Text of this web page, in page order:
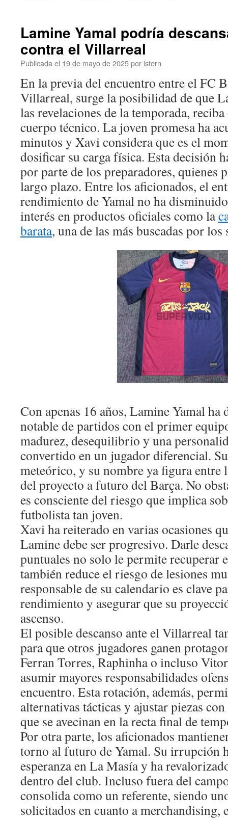
entrenador
hacia
el
descenso
Lamine Yamal podría
contra el Villarreal
Publicada el 19 de mayo de 2025por istern
En la previa del encuentro entre el FC
Villarreal, surge la posibilidad de que
las revelaciones de la temporada,
cuerpo técnico. La joven promesa ha
minutos y Xavi considera que es el
dosificar su carga física. Esta decisión
por parte de los preparadores, quienes
largo plazo. Entre los aficionados, el
rendimiento de Yamal no ha
interés en productos oficiales como la
barata, una de las más buscadas por
Con apenas 16 años, Lamine Yamal ha
notable de partidos con el primer
madurez, desequilibrio y una
convertido en un jugador diferencial.
meteórico, y su nombre ya figura entre
del proyecto a futuro del Barça. No
es consciente del riesgo que implica
futbolista tan joven.
Xavi ha reiterado en varias ocasiones
Lamine debe ser progresivo. Darle
puntuales no solo le permite recuperar
también reduce el riesgo de lesiones
responsable de su calendario es clave
rendimiento y asegurar que su
ascenso.
El posible descanso ante el Villarreal
para que otros jugadores ganen
Ferran Torres, Raphinha o incluso
asumir mayores responsabilidades
encuentro. Esta rotación, además,
alternativas tácticas y ajustar piezas
que se avecinan en la recta final de
Por otra parte, los aficionados
torno al futuro de Yamal. Su irrupción
esperanza en La Masía y ha
dentro del club. Incluso fuera del
consolida como un referente, siendo
solicitados en cuanto a merchandising,